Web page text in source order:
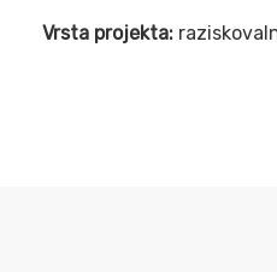
Vrsta projekta: